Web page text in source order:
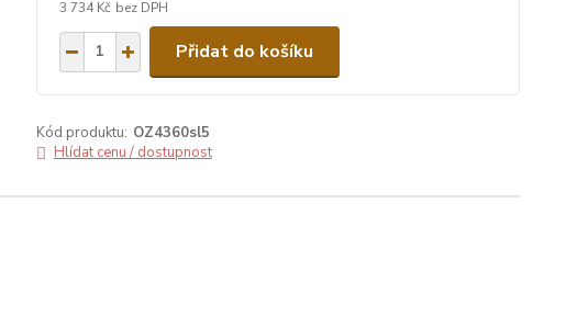
3 734 Kč bez DPH
Přidat do košíku
Kód produktu: OZ4360sl5
Hlídat cenu / dostupnost